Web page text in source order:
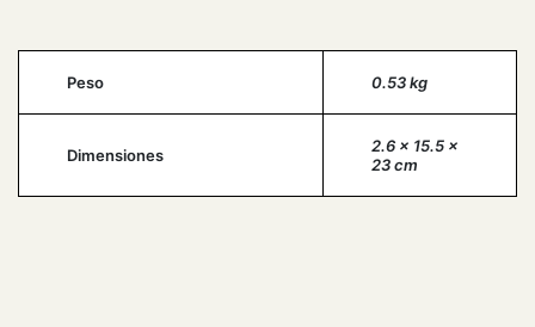
Peso 0.53 kg
Dimensiones
2.6 × 15.5 ×
23 cm